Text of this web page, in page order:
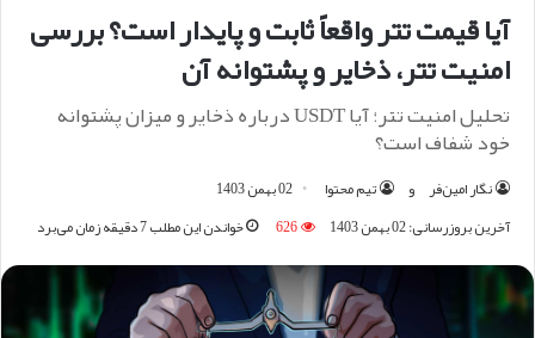
آیا قیمت تتر واقعاً ثابت و پایدار است؟ بررسی
امنیت تتر، ذخایر و پشتوانه آن
تحلیل امنیت تتر؛ آیا USDT درباره ذخایر و میزان پشتوانه
خود شفاف است؟
نگار امین‌فر و تیم محتوا
02 بهمن 1403
آخرین بروزرسانی: 02 بهمن 1403
626 خواندن این مطلب 7 دقیقه زمان می‌برد